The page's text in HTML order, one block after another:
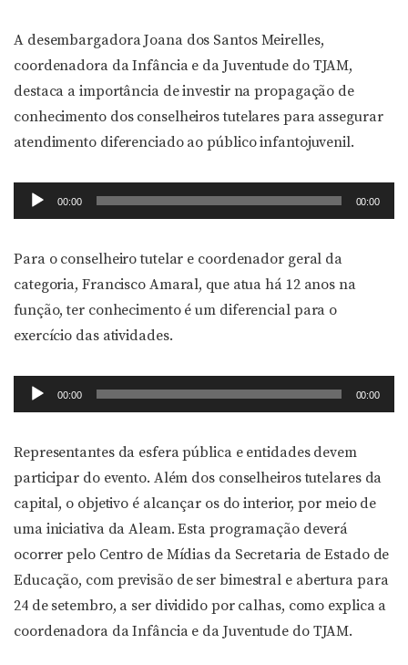
A desembargadora Joana dos Santos Meirelles,
coordenadora da Infância e da Juventude do TJAM,
destaca a importância de investir na propagação de
conhecimento dos conselheiros tutelares para assegurar
atendimento diferenciado ao público infantojuvenil.
Tocador
de
00:00 00:00
Para o conselheiro tutelar e coordenador geral da
categoria, Francisco Amaral, que atua há 12 anos na
função, ter conhecimento é um diferencial para o
exercício das atividades.
Tocador
de
00:00 00:00
Representantes da esfera pública e entidades devem
participar do evento. Além dos conselheiros tutelares da
capital, o objetivo é alcançar os do interior, por meio de
uma iniciativa da Aleam. Esta programação deverá
ocorrer pelo Centro de Mídias da Secretaria de Estado de
Educação, com previsão de ser bimestral e abertura para
24 de setembro, a ser dividido por calhas, como explica a
coordenadora da Infância e da Juventude do TJAM.